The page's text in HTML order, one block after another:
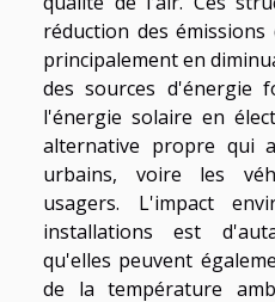
réduction des
principalement en
des sources d'énergie
l'énergie solaire en
alternative propre qui
urbains, voire les
usagers. L'impact
installations est
qu'elles peuvent
de la température